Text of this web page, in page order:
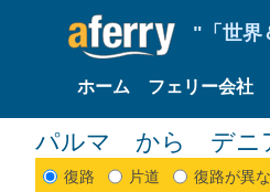
"「世界
ホーム フェリー会社
パルマ から デニ
復路 片道 復路が異